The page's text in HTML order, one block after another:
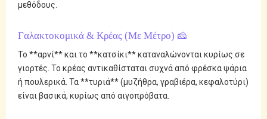
μεθόδους.
Γαλακτοκομικά & Κρέας (Με Μέτρο) 🧀
Το **αρνί** και το **κατσίκι** καταναλώνονται κυρίως σε
γιορτές. Το κρέας αντικαθίσταται συχνά από φρέσκα ψάρια
ή πουλερικά. Τα **τυριά** (μυζήθρα, γραβιέρα, κεφαλοτύρι)
είναι βασικά, κυρίως από αιγοπρόβατα.